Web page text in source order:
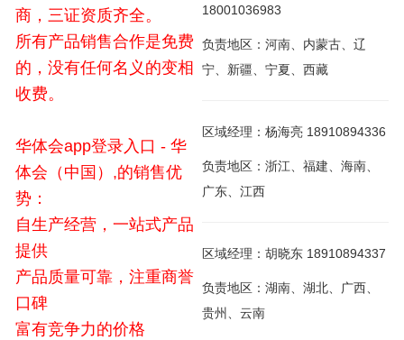
商，三证资质齐全。
所有产品销售合作是免费
的，没有任何名义的变相
收费。
华体会app登录入口 - 华
体会（中国）,的销售优
势：
自生产经营，一站式产品
提供
产品质量可靠，注重商誉
口碑
富有竞争力的价格
18001036983
负责地区：河南、内蒙古、辽
宁、新疆、宁夏、西藏
区域经理：杨海亮 18910894336
负责地区：浙江、福建、海南、
广东、江西
区域经理：胡晓东 18910894337
负责地区：湖南、湖北、广西、
贵州、云南